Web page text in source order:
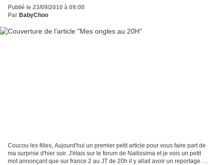
Publié le 23/09/2010 à 09:00
Par BabyChoo
Coucou les filles, Aujourd'hui un premier petit article pour vous faire part de
ma surprise d'hier soir. J'étais sur le forum de Nailissima et je vois un petit
mot annonçant que sur france 2 au JT de 20h il y allait avoir un reportage sur